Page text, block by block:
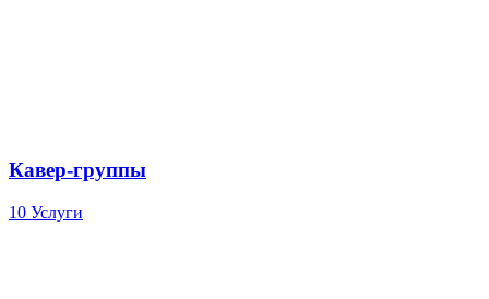
Кавер-группы
10 Услуги